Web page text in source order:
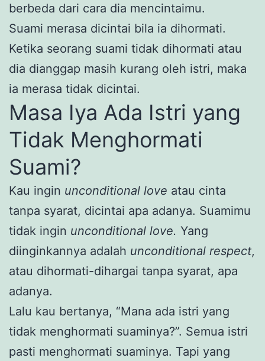
berbeda dari cara dia mencintaimu.
Suami merasa dicintai bila ia dihormati.
Ketika seorang suami tidak dihormati atau
dia dianggap masih kurang oleh istri, maka
ia merasa tidak dicintai.
Masa Iya Ada Istri yang
Tidak Menghormati
Suami?
Kau ingin unconditional love atau cinta
tanpa syarat, dicintai apa adanya. Suamimu
tidak ingin unconditional love. Yang
diinginkannya adalah unconditional respect,
atau dihormati-dihargai tanpa syarat, apa
adanya.
Lalu kau bertanya, “Mana ada istri yang
tidak menghormati suaminya?”. Semua istri
pasti menghormati suaminya. Tapi yang